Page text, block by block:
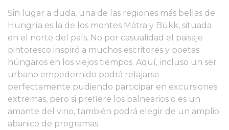
Sin lugar a duda, una de las regiones más bellas de
Hungría es la de los montes Mátra y Bükk, situada
en el norte del país. No por casualidad el paisaje
pintoresco inspiró a muchos escritores y poetas
húngaros en los viejos tiempos. Aquí, incluso un ser
urbano empedernido podrá relajarse
perfectamente pudiendo participar en excursiones
extremas, pero si prefiere los balnearios o es un
amante del vino, también podrá elegir de un amplio
abanico de programas.